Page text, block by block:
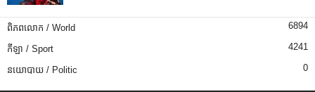
ពិភពលោក / World 6894
កីឡា / Sport 4241
នយោបាយ / Politic 0